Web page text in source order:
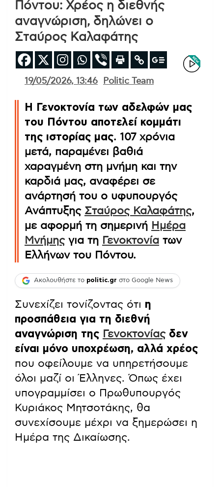
Πόντου: Χρέος η διεθνής
αναγνώριση, δηλώνει ο
Σταύρος Καλαφάτης
19/05/2026, 13:46 Politic Team
Η Γενοκτονία των αδελφών μας
του Πόντου αποτελεί κομμάτι
της ιστορίας μας. 107 χρόνια
μετά, παραμένει βαθιά
χαραγμένη στη μνήμη και την
καρδιά μας, αναφέρει σε
ανάρτησή του ο υφυπουργός
Ανάπτυξης Σταύρος Καλαφάτης,
με αφορμή τη σημερινή Ημέρα
Μνήμηςγια τη Γενοκτονία των
Ελλήνων του Πόντου.
Ακολουθήστε το politic.gr στο Google News
Συνεχίζει τονίζοντας ότι η
προσπάθεια για τη διεθνή
αναγνώριση της Γενοκτονίαςδεν
είναι μόνο υποχρέωση, αλλά χρέος
που οφείλουμε να υπηρετήσουμε
όλοι μαζί οι Έλληνες. Όπως έχει
υπογραμμίσει ο Πρωθυπουργός
Κυριάκος Μητσοτάκης, θα
συνεχίσουμε μέχρι να ξημερώσει η
Ημέρα της Δικαίωσης.